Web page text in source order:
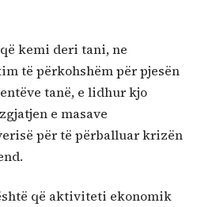
kemi deri tani, ne
të përkohshëm për pjesën
tanë, e lidhur kjo
e masave
për të përballuar krizën
që aktiviteti ekonomik